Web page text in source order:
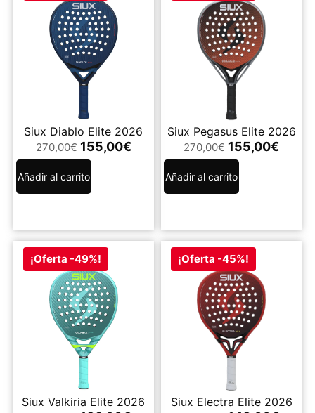
Siux Diablo Elite 2026
270,00€ 155,00€
Añadir al carrito
Siux Pegasus Elite 2026
270,00€ 155,00€
Añadir al carrito
¡Oferta -49%!
Siux Valkiria Elite 2026
¡Oferta -45%!
Siux Electra Elite 2026